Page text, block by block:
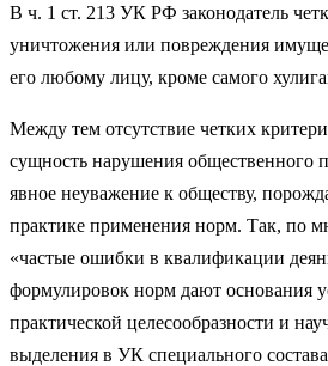
В ч. 1 ст. 213 УК РФ законодатель
уничтожения или повреждения
его любому лицу, кроме самого
Между тем отсутствие четких
сущность нарушения общественного
явное неуважение к обществу,
практике применения норм. Так, по
«частые ошибки в квалификации
формулировок норм дают основания
практической целесообразности и
выделения в УК специального